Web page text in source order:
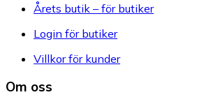
Årets butik – för butiker
Login för butiker
Villkor för kunder
Om oss